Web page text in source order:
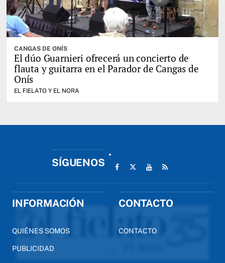
CANGAS DE ONÍS
El dúo Guarnieri ofrecerá un concierto de
flauta y guitarra en el Parador de Cangas de
Onís
EL FIELATO Y EL NORA
SÍGUENOS
INFORMACIÓN
QUIÉNES SOMOS
PUBLICIDAD
CONTACTO
CONTACTO